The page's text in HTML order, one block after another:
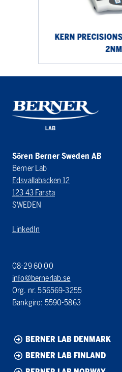
KERN
2NM
Sören Berner Sweden AB
Berner Lab
Edsvallabacken 12
123 43 Farsta
SWEDEN
LinkedIn
08-29 60 00
info@bernerlab.se
Org. nr. 556569-3255
Bankgiro: 5590-5863
BERNER LAB DENMARK
BERNER LAB FINLAND